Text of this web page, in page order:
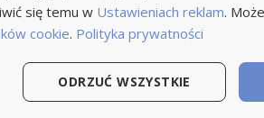
się temu w Ustawieniach reklam.
cookie. Polityka prywatności
ODRZUĆ WSZYSTKIE